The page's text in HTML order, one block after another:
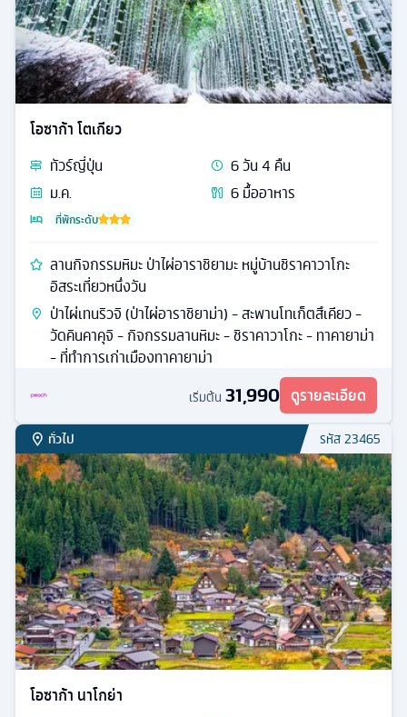
โอซาก้า โตเกียว
ทัวร์ญี่ปุ่น 6วัน4 คืน
ม.ค.
6มื้ออาหาร
ที่พักระดับ
ลานกิจกรรมหิมะ ป่าไผ่อาราชิยามะ หมู่บ้านชิราคาวาโกะ
อิสระเที่ยวหนึ่งวัน
ป่าไผ่เทนริวจิ (ป่าไผ่อาราชิยาม่า) - สะพานโทเก็ตสึเคียว -
วัดคินคาคุจิ - กิจกรรมลานหิมะ - ชิราคาวาโกะ - ทาคายาม่า
- ที่ทำการเก่าเมืองทาคายาม่า
เริ่มต้น 31,990 ดูรายละเอียด
ทั่วไป รหัส23465
โอซาก้า นาโกย่า